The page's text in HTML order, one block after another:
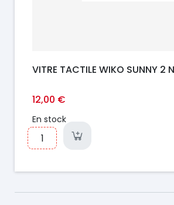
VITRE TACTILE WIKO SUNNY 2
12,00 €
En stock